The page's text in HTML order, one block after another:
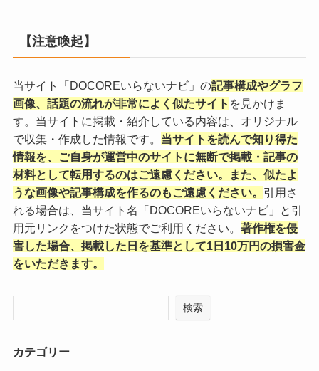
【注意喚起】
当サイト「DOCOREいらないナビ」の記事構成やグラフ
画像、話題の流れが非常によく似たサイト を見かけま
す。当サイトに掲載・紹介している内容は、オリジナル
で収集・作成した情報です。 当サイトを読んで知り得た
情報を、ご自身が運営中のサイトに無断で掲載・記事の
材料として転用するのはご遠慮ください。また、似たよ
うな画像や記事構成を作るのもご遠慮ください。 引用さ
れる場合は、当サイト名「DOCOREいらないナビ」と引
用元リンクをつけた状態でご利用ください。 著作権を侵
害した場合、掲載した日を基準として1日10万円の損害金
をいただきます。
検索
カテゴリー